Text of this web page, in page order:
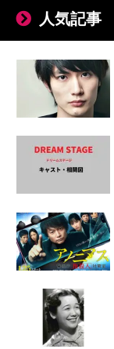
人気記事